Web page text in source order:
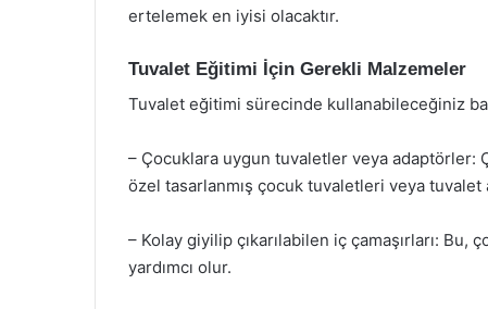
ertelemek en iyisi olacaktır.
Tuvalet Eğitimi İçin Gerekli Malzemeler
Tuvalet eğitimi sürecinde kullanabileceğiniz
– Çocuklara uygun tuvaletler veya adaptörler:
özel tasarlanmış çocuk tuvaletleri veya
– Kolay giyilip çıkarılabilen iç çamaşırları:
yardımcı olur.